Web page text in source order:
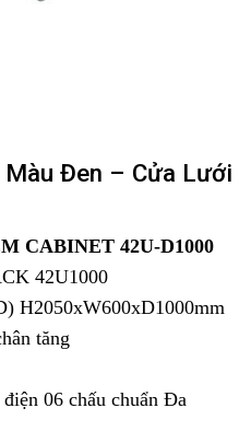
Màu Đen – Cửa Lưới
CABINET 42U-D1000
42U1000
H2050xW600xD1000mm
tăng
06 chấu chuẩn Đa